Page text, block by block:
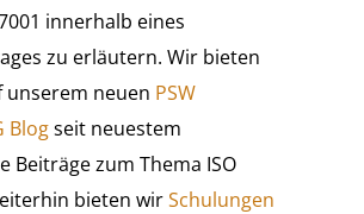
innerhalb eines
zu erläutern. Wir bieten
unserem neuen PSW
Blogseit neuestem
Beiträge zum Thema ISO
bieten wirSchulungen